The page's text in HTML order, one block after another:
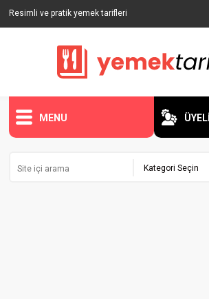
Resimli ve pratik yemek tarifleri
MENU